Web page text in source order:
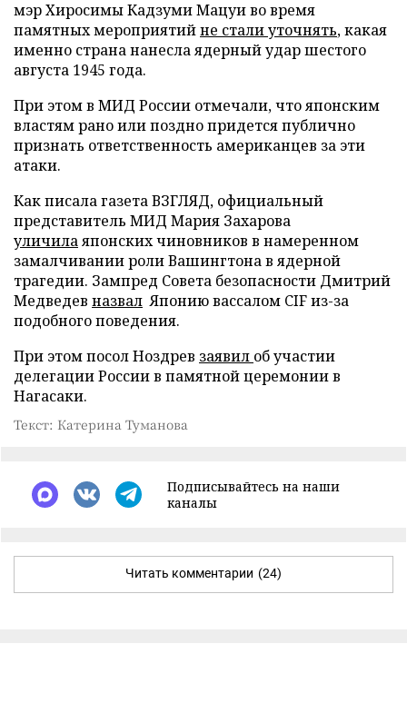
мэр Хиросимы Кадзуми Мацуи во время
памятных мероприятийне стали уточнять, какая
именно страна нанесла ядерный удар шестого
августа 1945 года.
При этом в МИД России отмечали, что японским
властям рано или поздно придется публично
признать ответственность американцев за эти
атаки.
Как писала газета ВЗГЛЯД, официальный
представитель МИД Мария Захарова
уличилаяпонских чиновников в намеренном
замалчивании роли Вашингтона в ядерной
трагедии. Зампред Совета безопасности Дмитрий
Медведев назвал Японию вассалом CIF из-за
подобного поведения.
При этом посол Ноздрев заявил об участии
делегации России в памятной церемонии в
Нагасаки.
Текст: Катерина Туманова
Подписывайтесь на наши
каналы
Читать комментарии (24)